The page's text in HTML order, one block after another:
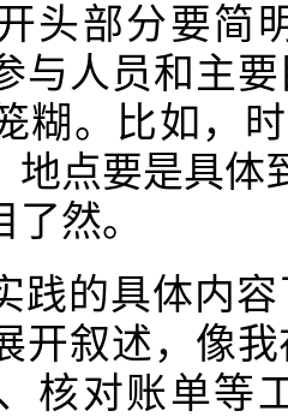
头部分要简
与人员和主
糊。比如，
地点要是具体
然。
践的具体内
开叙述，像
核对账单等